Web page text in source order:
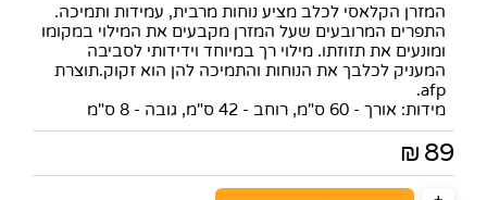
המזרן הקלאסי לכלב מציע נוחות מרבית, עמידות ותמיכה.
התפרים המרובעים שעל המזרן מקבעים את המילוי במקומו
ומונעים את תזוזתו. מילוי רך במיוחד וידידותי לסביבה
המעניק לכלבך את הנוחות והתמיכה להן הוא זקוק.תוצרת
afp.
מידות: אורך - 60 ס"מ,
רוחב - 42 ס"מ, גובה - 8 ס"מ
₪ 89